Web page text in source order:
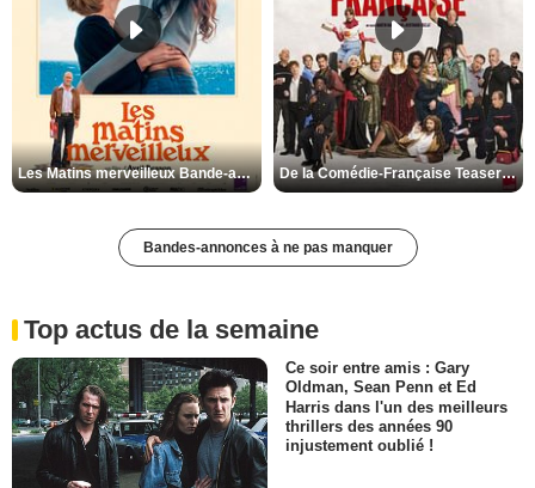
Les Matins merveilleux Bande-annonce VF De la Comédie-Française Teaser VF
Bandes-annonces à ne pas manquer
Top actus de la semaine
Ce soir entre amis : Gary
Oldman, Sean Penn et Ed
Harris dans l'un des meilleurs
thrillers des années 90
injustement oublié !